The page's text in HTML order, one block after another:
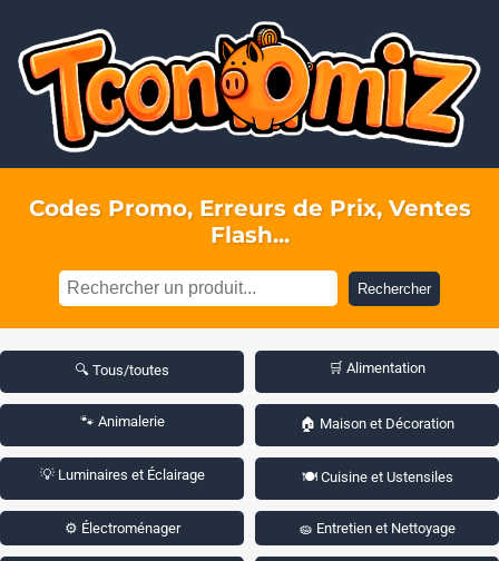
Codes Promo, Erreurs de Prix, Ventes
Flash...
Rechercher
🔍 Tous/toutes 🛒 Alimentation
🐾 Animalerie 🏠 Maison et Décoration
💡 Luminaires et Éclairage 🍽️ Cuisine et Ustensiles
⚙️ Électroménager 🧽 Entretien et Nettoyage